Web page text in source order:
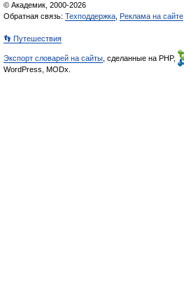
© Академик, 2000-2026
Обратная связь: Техподдержка Реклама на сайте
👣 Путешествия
Экспорт словарей на сайты , сделанные на PHP,
WordPress, MODx.